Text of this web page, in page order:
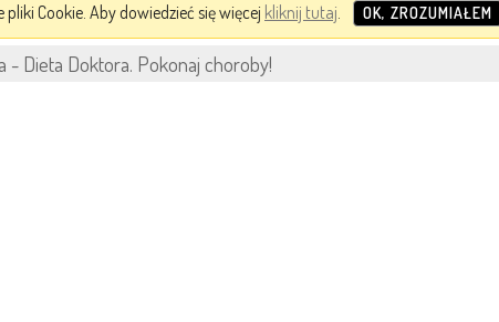
Cookie. Aby dowiedzieć się więcej kliknij tutaj. OK, ZROZUMIAŁEM
- Dieta Doktora. Pokonaj choroby!